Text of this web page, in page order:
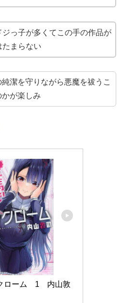
ジっ子が多くてこの手の作品が
たまらない
潔を守りながら悪魔を祓うこ
が楽しみ
ローム　1　内山敦